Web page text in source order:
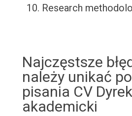
Research
Najczęstsze
należy unikać
pisania CV
akademicki